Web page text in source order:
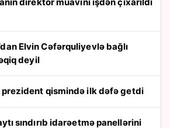
deyil
qismində ilk dəfə getdi